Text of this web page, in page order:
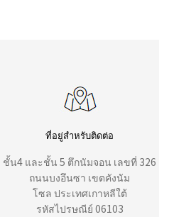
ที่อยู่สำหรับติดต่อ
ชั้น4 และชั้น 5 ตึกนัมจอน เลขที่ 326
ถนนบงอึนซา เขตคังนัม
โซล ประเทศเกาหลีใต้
รหัสไปรษณีย์ 06103